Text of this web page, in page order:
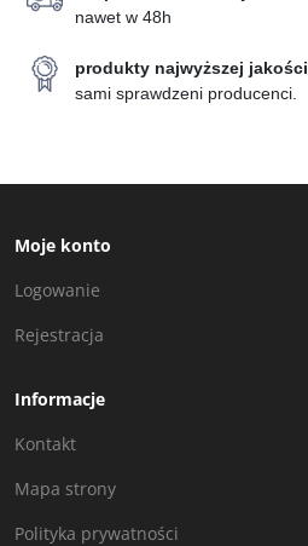
nawet w 48h
produkty najwyższej jakości
sami sprawdzeni producenci.
Moje konto
Logowanie
Rejestracja
Informacje
Kontakt
Mapa strony
Polityka prywatności